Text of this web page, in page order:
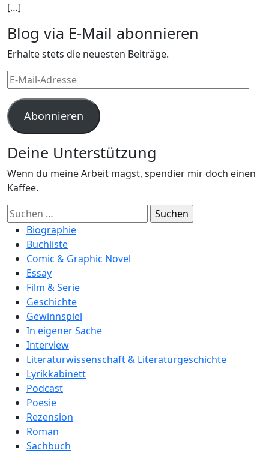
[…]
Blog via E-Mail abonnieren
Erhalte stets die neuesten Beiträge.
E-
Mail-
Adresse
Abonnieren
Deine Unterstützung
Wenn du meine Arbeit magst, spendier mir doch einen
Kaffee.
Suchen
nach:Biographie
Buchliste
Comic & Graphic Novel
Essay
Film & Serie
Geschichte
Gewinnspiel
In eigener Sache
Interview
Literaturwissenschaft & Literaturgeschichte
Lyrikkabinett
Podcast
Poesie
Rezension
Roman
Sachbuch